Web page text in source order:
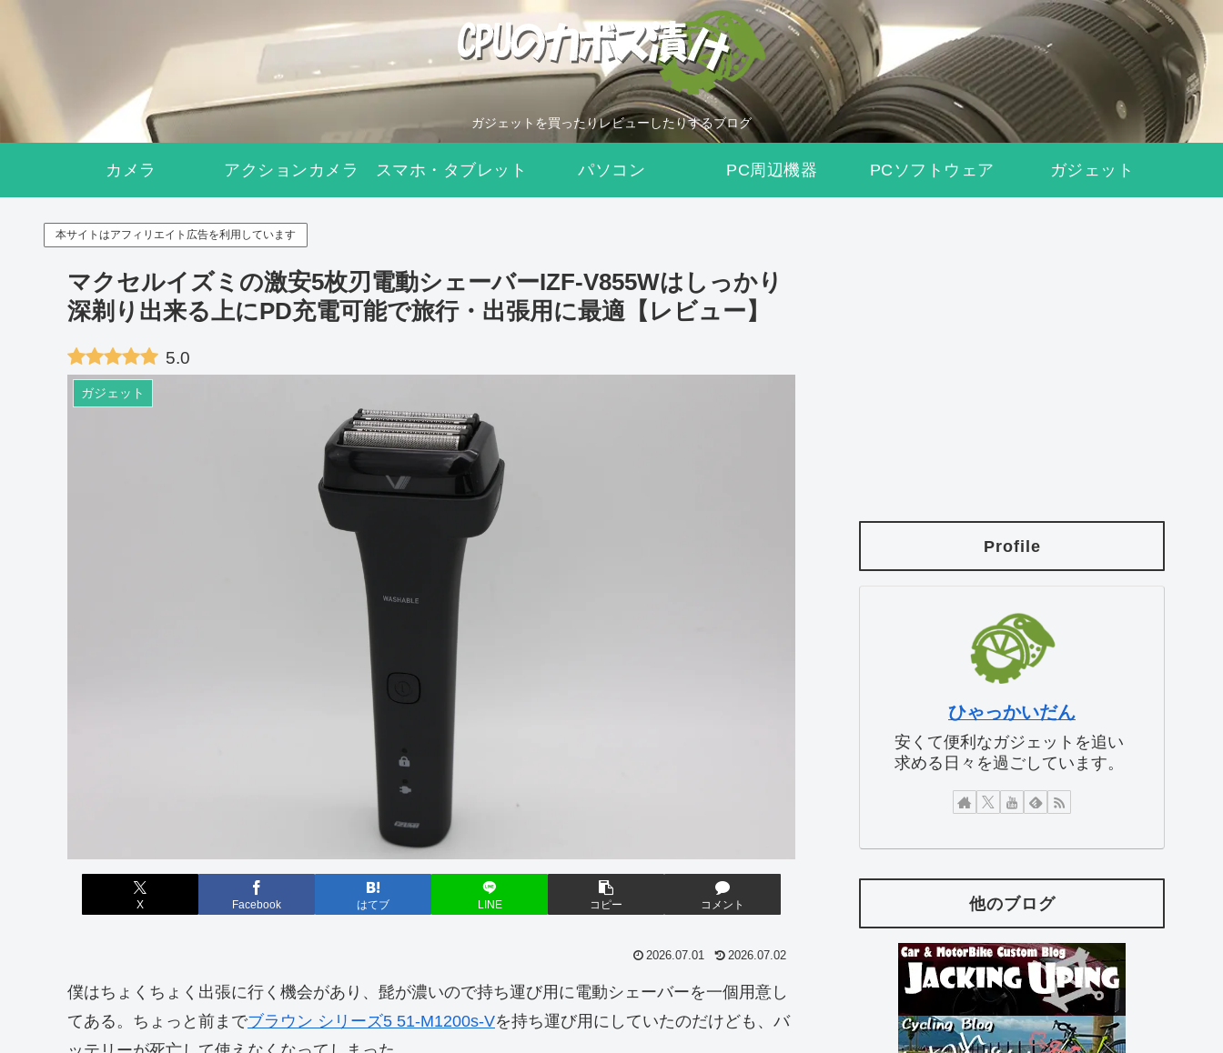
ガジェットを買ったりレビューしたりするブログ
カメラ アクションカメラ スマホ・タブレット パソコン PC周辺機器 PCソフトウェア ガジェット
本サイトはアフィリエイト広告を利用しています
マクセルイズミの激安5枚刃電動シェーバーIZF-V855Wはしっかり
深剃り出来る上にPD充電可能で旅行・出張用に最適【レビュー】
5.0
ガジェット
X Facebook はてブ LINE コピー コメント
2026.07.01 2026.07.02
僕はちょくちょく出張に行く機会があり、髭が濃いので持ち運び用に電動シェーバーを一個用意し
てある。ちょっと前までブラウン シリーズ5 51-M1200s-Vを持ち運び用にしていたのだけども、バ
Profile
ひゃっかいだん
安くて便利なガジェットを追い
求める日々を過ごしています。
他のブログ